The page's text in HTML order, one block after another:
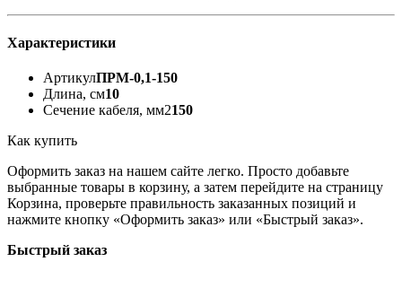
Характеристики
АртикулПРМ-0,1-150
Длина, см10
Сечение кабеля, мм2150
Как купить
Оформить заказ на нашем сайте легко. Просто добавьте
выбранные товары в корзину, а затем перейдите на страницу
Корзина, проверьте правильность заказанных позиций и
нажмите кнопку «Оформить заказ» или «Быстрый заказ».
Быстрый заказ